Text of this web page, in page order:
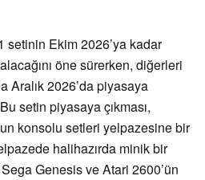
setinin Ekim 2026’ya kadar
öne sürerken, diğerleri
Aralık 2026’da piyasaya
setin piyasaya çıkması,
konsolu setleri yelpazesine bir
halihazırda minik bir
Genesis ve Atari 2600’ün